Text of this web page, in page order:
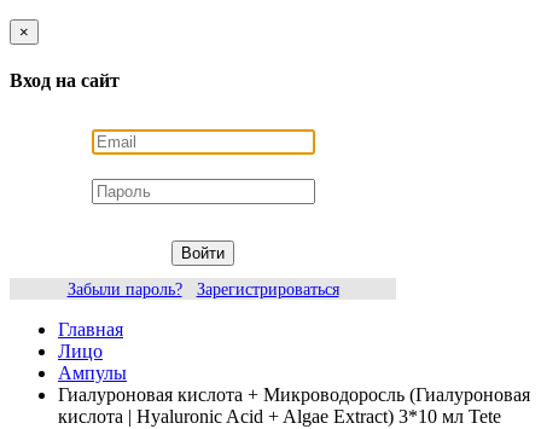
×
Вход на сайт
Войти
Забыли пароль?
Зарегистрироваться
Главная
Лицо
Ампулы
Гиалуроновая кислота + Микроводоросль (Гиалуроновая
кислота | Hyaluronic Acid + Algae Extract) 3*10 мл Tete